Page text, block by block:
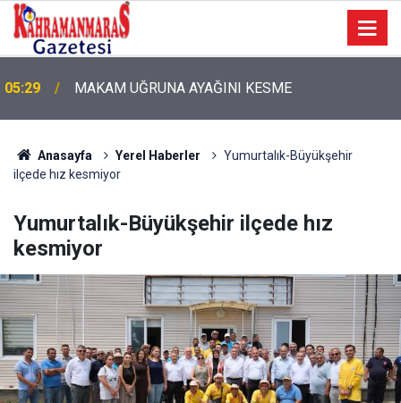
05:11 Bugün Dosta Gidiyorum!
Anasayfa Yerel Haberler
Yumurtalık-Büyükşehir
ilçede hız kesmiyor
Yumurtalık-Büyükşehir ilçede hız
kesmiyor